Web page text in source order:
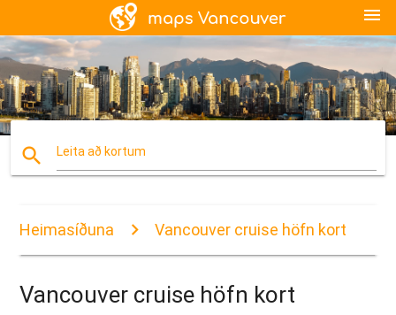
menu
search Leita að kortum
Heimasíðuna Vancouver cruise höfn kort
Vancouver cruise höfn kort